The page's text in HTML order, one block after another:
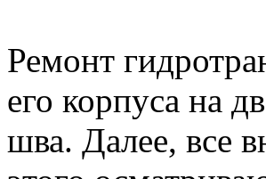
Ремонт
его корпуса на
шва. Далее, все